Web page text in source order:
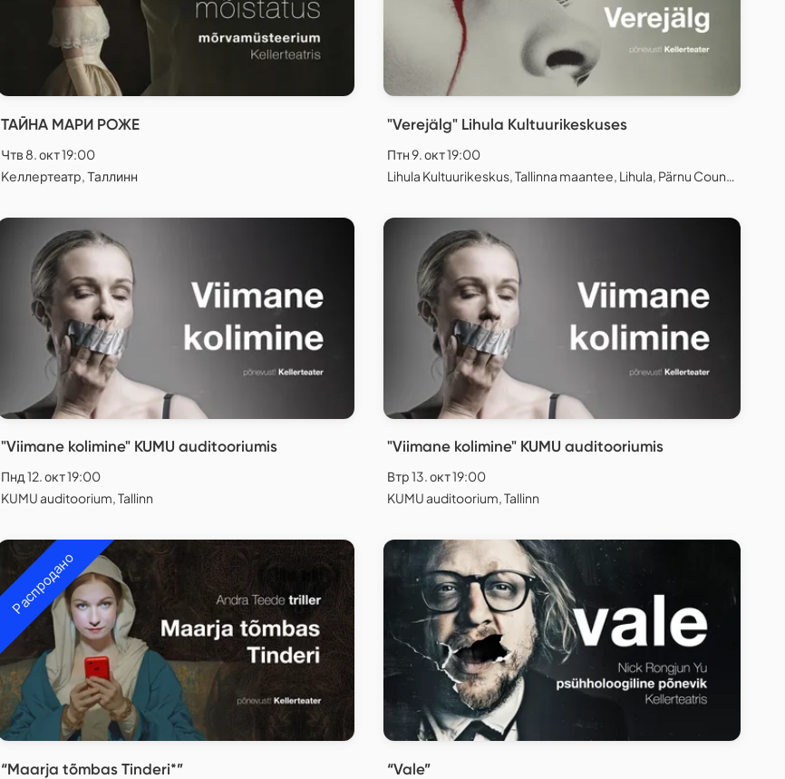
ТАЙНА МАРИ РОЖЕ
Чтв 8. окт 19:00
Keллeртеатр, Таллинн
"Verejälg" Lihula Kultuurikeskuses
Птн 9. окт 19:00
Lihula Kultuurikeskus, Tallinna maantee, Lihula, Pärnu County, Estonia
"Viimane kolimine" KUMU auditooriumis
Пнд 12. окт 19:00
KUMU auditoorium, Tallinn
"Viimane kolimine" KUMU auditooriumis
Втр 13. окт 19:00
KUMU auditoorium, Tallinn
Распродано
“Maarja tõmbas Tinderi*” “Vale”